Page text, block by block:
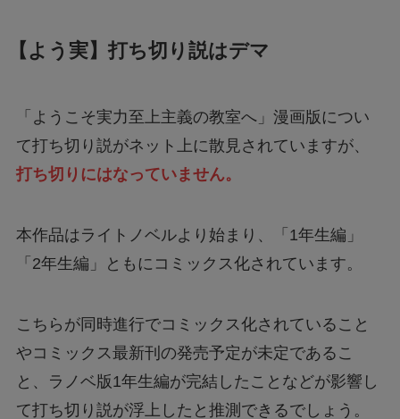
【よう実】打ち切り説はデマ
「ようこそ実力至上主義の教室へ」漫画版につい
て打ち切り説がネット上に散見されていますが、
打ち切りにはなっていません。
本作品はライトノベルより始まり、「1年生編」
「2年生編」ともにコミックス化されています。
こちらが同時進行でコミックス化されていること
やコミックス最新刊の発売予定が未定であるこ
と、ラノベ版1年生編が完結したことなどが影響し
て打ち切り説が浮上したと推測できるでしょう。